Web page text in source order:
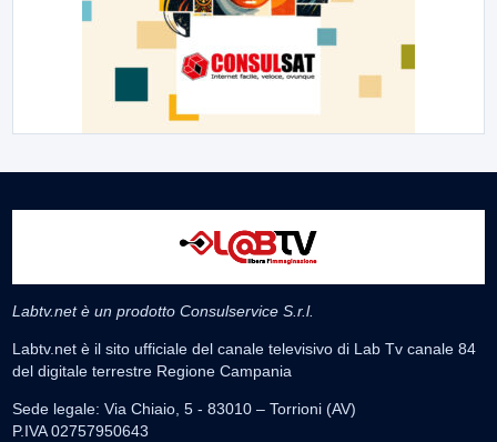
Labtv.net è un prodotto Consulservice S.r.l.
Labtv.net è il sito ufficiale del canale televisivo di Lab Tv canale 84
del digitale terrestre Regione Campania
Sede legale: Via Chiaio, 5 - 83010 – Torrioni (AV)
P.IVA 02757950643